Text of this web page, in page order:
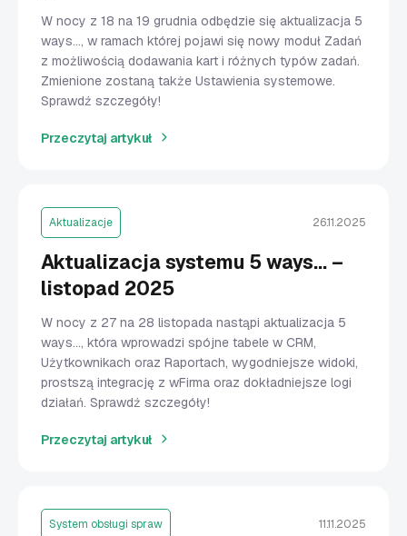
W nocy z 18 na 19 grudnia odbędzie się aktualizacja 5
ways…, w ramach której pojawi się nowy moduł Zadań
z możliwością dodawania kart i różnych typów zadań.
Zmienione zostaną także Ustawienia systemowe.
Sprawdź szczegóły!
Przeczytaj artykuł
Aktualizacje 26.11.2025
Aktualizacja systemu 5 ways... –
listopad 2025
W nocy z 27 na 28 listopada nastąpi aktualizacja 5
ways…, która wprowadzi spójne tabele w CRM,
Użytkownikach oraz Raportach, wygodniejsze widoki,
prostszą integrację z wFirma oraz dokładniejsze logi
działań. Sprawdź szczegóły!
Przeczytaj artykuł
System obsługi spraw 11.11.2025